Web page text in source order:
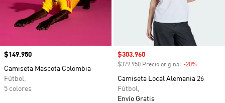
Precio
$149.950
Camiseta Mascota Colombia
Fútbol,
5 colores
Precio de venta
$303.960
$379.950 Precio original -20%
Camiseta Local Alemania 26
Fútbol,
Envío Gratis